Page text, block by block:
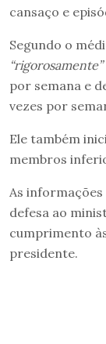
cansaço e
Segundo o
“rigorosamente”
por semana e
vezes por
Ele também
membros
As
defesa ao
cumprimento
presidente.